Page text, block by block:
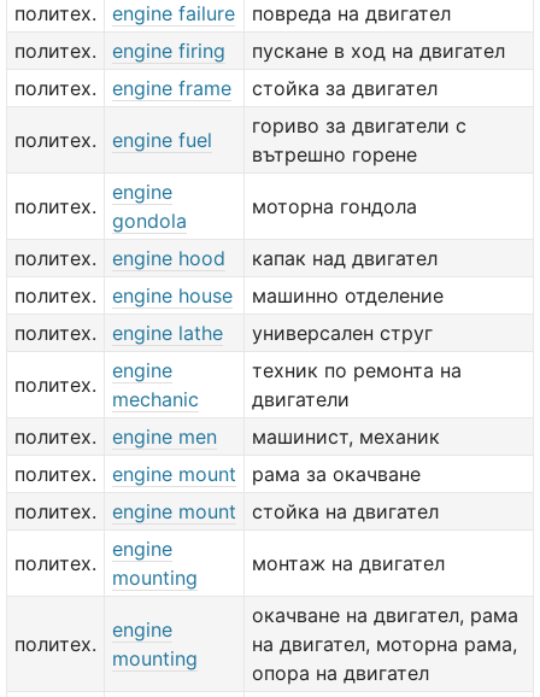
политех.
engine failure
повреда на двигател
политех.
engine firing
пускане в ход на двигател
политех.
engine frame стойка за двигател
политех. engine fuel
гориво за двигатели с
вътрешно горене
политех.
engine
gondola
моторна гондола
политех. engine hood
капак над двигател
политех.
engine house
машинно отделение
политех.
engine lathe универсален струг
политех.
engine
mechanic
техник по ремонта на
двигатели
политех.
engine men
машинист, механик
политех.
engine mount
рама за окачване
политех.
engine mount стойка на двигател
политех.
engine
mounting
монтаж на двигател
политех.
engine
mounting
окачване на двигател, рама
на двигател, моторна рама,
опора на двигател